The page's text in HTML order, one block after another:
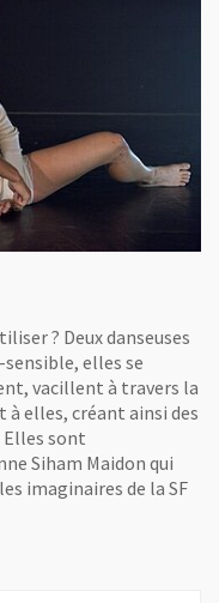
? Deux danseuses
elles se
vacillent à travers la
à elles, créant ainsi des
sont
Siham Maidon qui
imaginaires de la SF